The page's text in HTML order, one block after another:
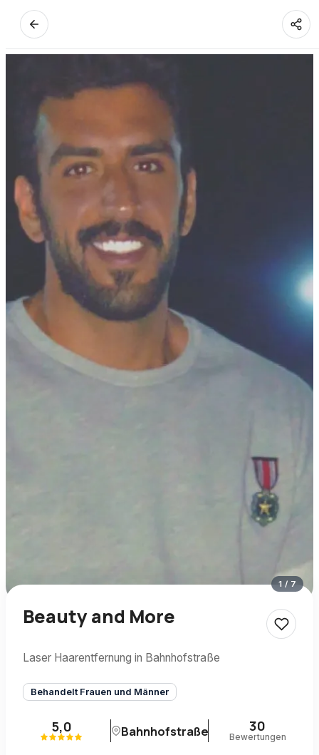
1 / 7
Beauty and More
Laser Haarentfernung in Bahnhofstraße
Behandelt Frauen und Männer
5,0 Bahnhofstraße 30
Bewertungen